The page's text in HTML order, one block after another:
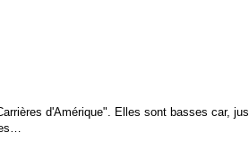
d'Amérique". Elles sont basses car,